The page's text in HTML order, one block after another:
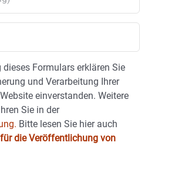
Formulars erklären Sie
und Verarbeitung Ihrer
einverstanden. Weitere
Sie in der
Bitte lesen Sie hier auch
die Veröffentlichung von